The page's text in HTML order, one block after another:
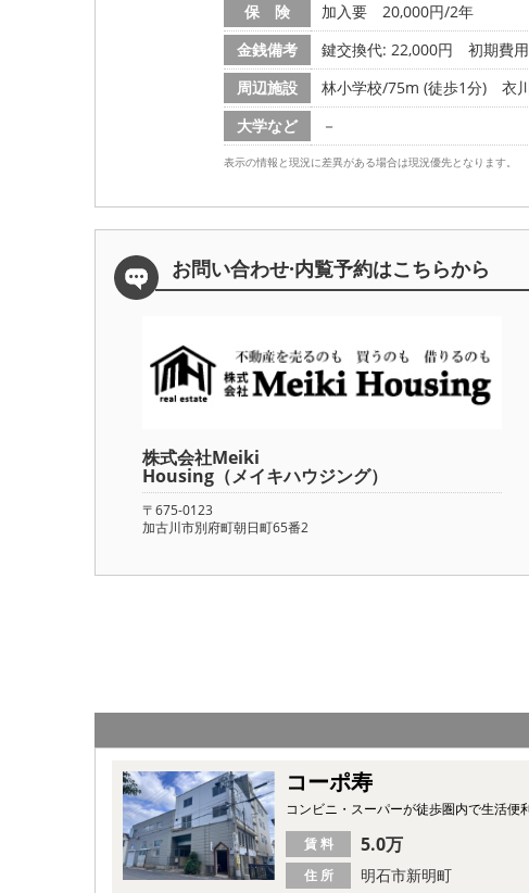
保 険
加入要 20,000円/2年
金銭備考
鍵交換代: 22,000円
初期費
周辺施設
林小学校/75m (徒歩1分) 衣
大学など
－
表示の情報と現況に差異がある場合は現況優先となります。
お問い合わせ·内覧予約はこちらから
株式会社Meiki
Housing（メイキハウジング）
〒675-0123
加古川市別府町朝日町65番2
コーポ寿
コンビニ・スーパーが徒歩圏内で生活便
住 所 明石市新明町
賃 料 5.0万